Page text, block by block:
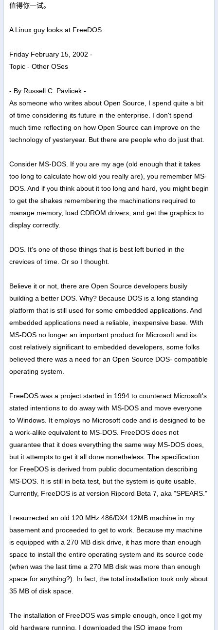
值得你一试。
A Linux guy looks at FreeDOS
Friday February 15, 2002 -
Topic - Other OSes
- By Russell C. Pavlicek -
As someone who writes about Open Source, I spend quite a bit
of time considering its future in the enterprise. I don't spend
much time reflecting on how Open Source can improve on the
technology of yesteryear. But there are people who do just that.
Consider MS-DOS. If you are my age (old enough that it takes
too long to calculate how old you really are), you remember MS-
DOS. And if you think about it too long and hard, you might begin
to get the shakes remembering the machinations required to
manage memory, load CDROM drivers, and get the graphics to
display correctly.
DOS. It's one of those things that is best left buried in the
crevices of time. Or so I thought.
Believe it or not, there are Open Source developers busily
building a better DOS. Why? Because DOS is a long standing
platform that is still used for some embedded applications. And
embedded applications need a reliable, inexpensive base. With
MS-DOS no longer an important product for Microsoft and its
cost relatively significant to embedded developers, some folks
believed there was a need for an Open Source DOS- compatible
operating system.
FreeDOS was a project started in 1994 to counteract Microsoft's
stated intentions to do away with MS-DOS and move everyone
to Windows. It employs no Microsoft code and is designed to be
a work-alike equivalent to MS-DOS. FreeDOS does not
guarantee that it does everything the same way MS-DOS does,
but it attempts to get it all done nonetheless. The specification
for FreeDOS is derived from public documentation describing
MS-DOS. It is still in beta test, but the system is quite usable.
Currently, FreeDOS is at version Ripcord Beta 7, aka "SPEARS."
I resurrected an old 120 MHz 486/DX4 12MB machine in my
basement and proceeded to get to work. Because my machine
is equipped with a 270 MB disk drive, it has more than enough
space to install the entire operating system and its source code
(when was the last time a 270 MB disk was more than enough
space for anything?). In fact, the total installation took only about
35 MB of disk space.
The installation of FreeDOS was simple enough, once I got my
old hardware running. I downloaded the ISO image from